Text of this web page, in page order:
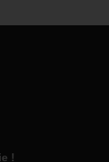
!